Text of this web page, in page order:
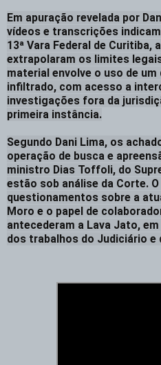
Em apuração revelada por
vídeos e transcrições
13ª Vara Federal de Curitiba,
extrapolaram os limites
material envolve o uso de
infiltrado, com acesso a
investigações fora da
primeira instância.
Segundo Dani Lima, os
operação de busca e
ministro Dias Toffoli, do
estão sob análise da Corte.
questionamentos sobre a
Moro e o papel de
antecederam a Lava Jato,
dos trabalhos do Judiciário e